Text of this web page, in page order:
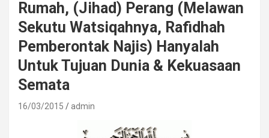
Rumah, (Jihad) Perang (Melawan
Sekutu Watsiqahnya, Rafidhah
Pemberontak Najis) Hanyalah
Untuk Tujuan Dunia & Kekuasaan
Semata
16/03/2015 admin